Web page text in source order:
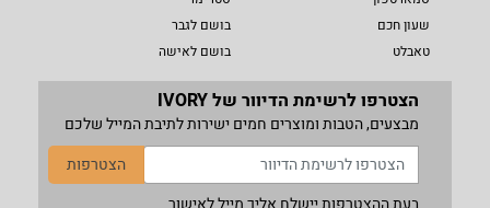
שעון חכם
טאבלט
בושם לגבר
בושם לאישה
הצטרפו לרשימת הדיוור של IVORY
מבצעים, הטבות ומוצרים חמים ישירות לתיבת המייל שלכם
הצטרפות